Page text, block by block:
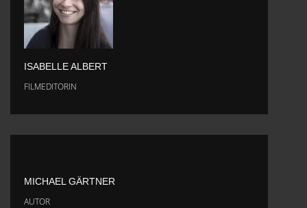
ISABELLE ALBERT
FILMEDITORIN
MICHAEL GÄRTNER
AUTOR